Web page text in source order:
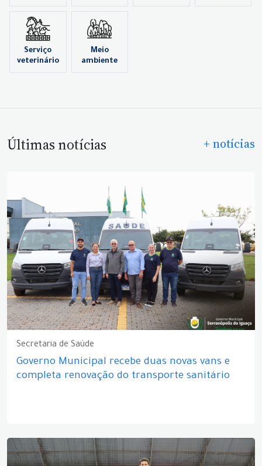
Serviço
veterinário
Meio
ambiente
Últimas notícias + notícias
Secretaria de Saúde
Governo Municipal recebe duas novas vans e
completa renovação do transporte sanitário